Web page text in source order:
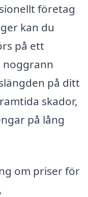
företag
kan du
på ett
noggrann
på ditt
skador,
på lång
om priser för